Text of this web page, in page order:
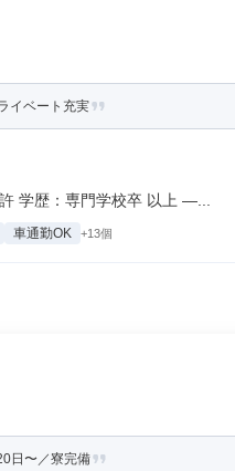
イベート充実
学歴：専門学校卒 以上 ―...
車通勤OK +13個
日〜／寮完備